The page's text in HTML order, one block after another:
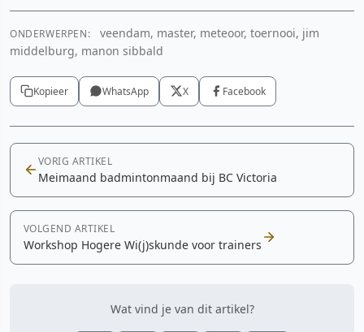
ONDERWERPEN:
veendam, master, meteoor, toernooi, jim
middelburg, manon sibbald
Kopieer WhatsApp X Facebook
VORIG ARTIKEL
Meimaand badmintonmaand bij BC Victoria
VOLGEND ARTIKEL
Workshop Hogere Wi(j)skunde voor trainers
Wat vind je van dit artikel?